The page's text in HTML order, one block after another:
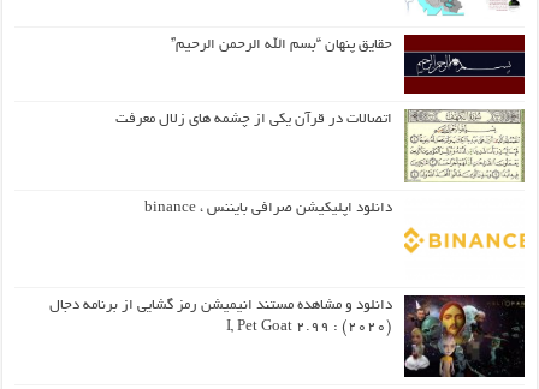
حقایق پنهان “بسم الله الرحمن الرحیم”
اتصالات در قرآن یکی از چشمه های زلال معرفت
دانلود اپلیکیشن صرافی بایننس ، binance
دانلود و مشاهده مستند انیمیشن رمز گشایی از برنامه دجال
(۲۰۲۰) : I, Pet Goat 2.99